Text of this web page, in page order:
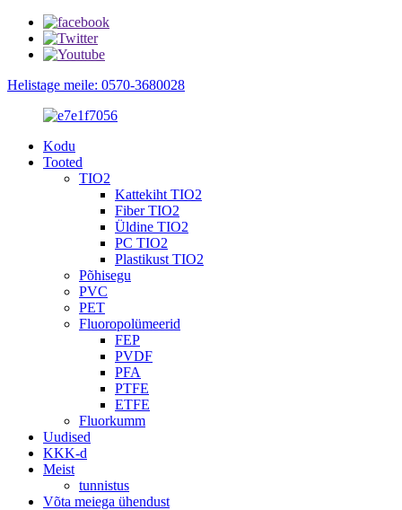
Helistage meile: 0570-3680028
Kodu
Tooted
TIO2
Kattekiht TIO2
Fiber TIO2
Üldine TIO2
PC TIO2
Plastikust TIO2
Põhisegu
PVC
PET
Fluoropolümeerid
FEP
PVDF
PFA
PTFE
ETFE
Fluorkumm
Uudised
KKK-d
Meist
tunnistus
Võta meiega ühendust